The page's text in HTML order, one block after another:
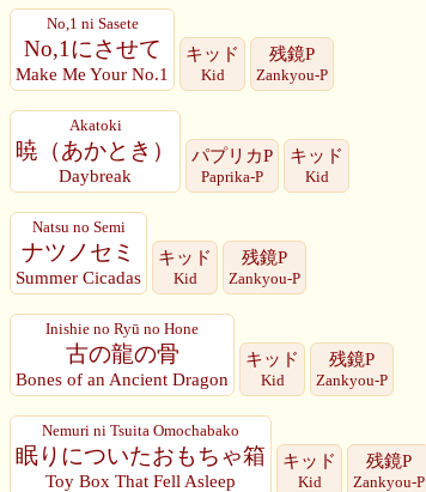
No,1 ni Sasete
No,1にさせて
Make Me Your No.1
キッド
Kid
残鏡P
Zankyou-P
Akatoki
暁（あかとき）
Daybreak
パプリカP
Paprika-P
キッド
Kid
Natsu no Semi
ナツノセミ
Summer Cicadas
キッド
Kid
残鏡P
Zankyou-P
Inishie no Ryū no Hone
古の龍の骨
Bones of an Ancient Dragon
キッド
Kid
残鏡P
Zankyou-P
Nemuri ni Tsuita Omochabako
眠りについたおもちゃ箱
Toy Box That Fell Asleep
キッド
Kid
残鏡P
Zankyou-P